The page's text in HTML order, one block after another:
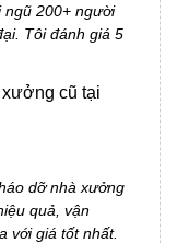
ngũ 200+ người
Tôi đánh giá 5
cũ tại
dỡ nhà xưởng
quả, vận
với giá tốt nhất.